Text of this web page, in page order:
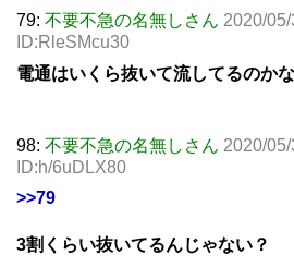
79: 不要不急の名無しさん 2020/
ID:RleSMcu30
電通はいくら抜いて流してるのかな
98: 不要不急の名無しさん 2020/
ID:h/6uDLX80
>>79
3割くらい抜いてるんじゃない？